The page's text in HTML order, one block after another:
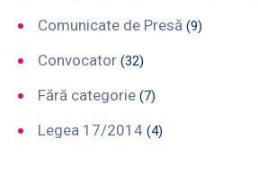
Comunicate de Presă (9)
Convocator (32)
Fără categorie (7)
Legea 17/2014 (4)